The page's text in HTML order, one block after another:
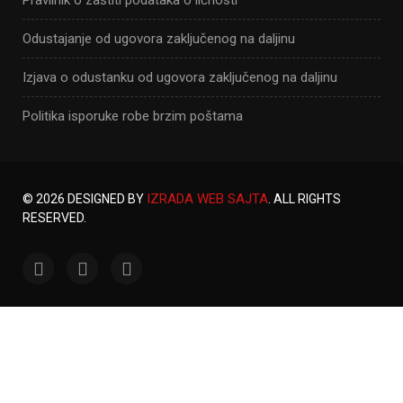
Odustajanje od ugovora zaključenog na daljinu
Izjava o odustanku od ugovora zaključenog na daljinu
Politika isporuke robe brzim poštama
© 2026 DESIGNED BY IZRADA WEB SAJTA . ALL RIGHTS
RESERVED.